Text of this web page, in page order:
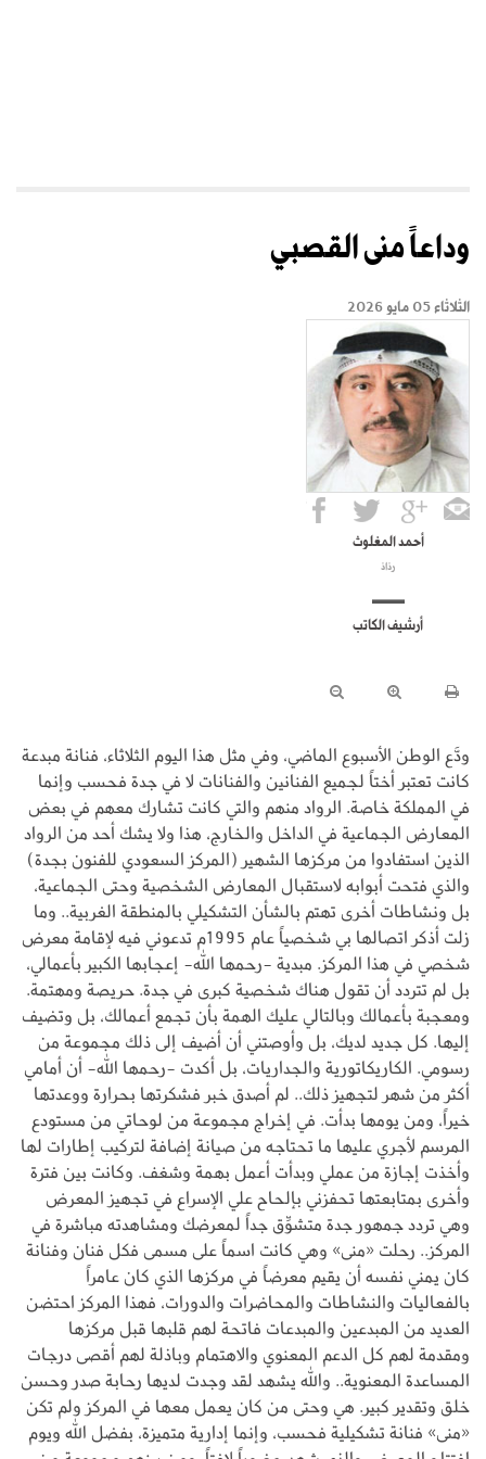
وداعاً منى القصبي
الثلاثاء 05 مايو 2026
أحمد المغلوث
رذاذ
أرشيف الكاتب
ودَّع الوطن الأسبوع الماضي، وفي مثل هذا اليوم الثلاثاء، فنانة مبدعة
كانت تعتبر أختاً لجميع الفنانين والفنانات لا في جدة فحسب وإنما
في المملكة خاصة. الرواد منهم والتي كانت تشارك معهم في بعض
المعارض الجماعية في الداخل والخارج، هذا ولا يشك أحد من الرواد
الذين استفادوا من مركزها الشهير (المركز السعودي للفنون بجدة)
والذي فتحت أبوابه لاستقبال المعارض الشخصية وحتى الجماعية،
بل ونشاطات أخرى تهتم بالشأن التشكيلي بالمنطقة الغربية.. وما
زلت أذكر اتصالها بي شخصياً عام 1995م تدعوني فيه لإقامة معرض
شخصي في هذا المركز. مبدية -رحمها الله- إعجابها الكبير بأعمالي،
بل لم تتردد أن تقول هناك شخصية كبرى في جدة. حريصة ومهتمة.
ومعجبة بأعمالك وبالتالي عليك الهمة بأن تجمع أعمالك، بل وتضيف
إليها. كل جديد لديك، بل وأوصتني أن أضيف إلى ذلك مجموعة من
رسومي. الكاريكاتورية والجداريات، بل أكدت -رحمها الله- أن أمامي
أكثر من شهر لتجهيز ذلك.. لم أصدق خبر فشكرتها بحرارة ووعدتها
خيراً، ومن يومها بدأت. في إخراج مجموعة من لوحاتي من مستودع
المرسم لأجري عليها ما تحتاجه من صيانة إضافة لتركيب إطارات لها
وأخذت إجازة من عملي وبدأت أعمل بهمة وشغف. وكانت بين فترة
وأخرى بمتابعتها تحفزني بإلحاح علي الإسراع في تجهيز المعرض
وهي تردد جمهور جدة متشوِّق جداً لمعرضك ومشاهدته مباشرة في
المركز.. رحلت «منى» وهي كانت اسماً على مسمى فكل فنان وفنانة
كان يمني نفسه أن يقيم معرضاً في مركزها الذي كان عامراً
بالفعاليات والنشاطات والمحاضرات والدورات، فهذا المركز احتضن
العديد من المبدعين والمبدعات فاتحة لهم قلبها قبل مركزها
ومقدمة لهم كل الدعم المعنوي والاهتمام وباذلة لهم أقصى درجات
المساعدة المعنوية.. والله يشهد لقد وجدت لديها رحابة صدر وحسن
خلق وتقدير كبير. هي وحتى من كان يعمل معها في المركز ولم تكن
«منى» فنانة تشكيلية فحسب، وإنما إدارية متميزة، بفضل الله ويوم